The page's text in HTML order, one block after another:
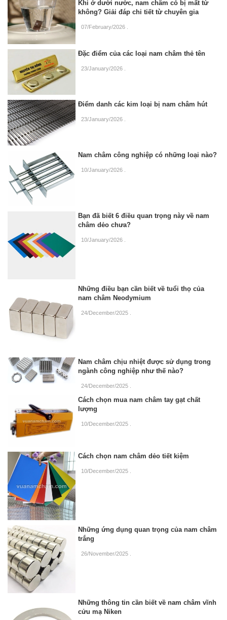
Khi ở dưới nước, nam châm có bị mất từ
không? Giải đáp chi tiết từ chuyên gia
07/February/2026
Đặc điểm của các loại nam châm thẻ tên
23/January/2026 .
Điểm danh các kim loại bị nam châm hút
23/January/2026
Nam châm công nghiệp có những loại nào?
10/January/2026
Bạn đã biết 6 điều quan trọng này về nam
châm dẻo chưa?
10/January/2026
Những điều bạn cần biết về tuổi thọ của
nam châm Neodymium
24/December/2025
Nam châm chịu nhiệt được sử dụng trong
ngành công nghiệp như thế nào?
24/December/2025 .
Cách chọn mua nam châm tay gạt chất
lượng
10/December/2025 .
Cách chọn nam châm dẻo tiết kiệm
10/December/2025
Những ứng dụng quan trọng của nam châm
trắng
26/November/2025
Những thông tin cần biết về nam châm vĩnh
cửu mạ Niken